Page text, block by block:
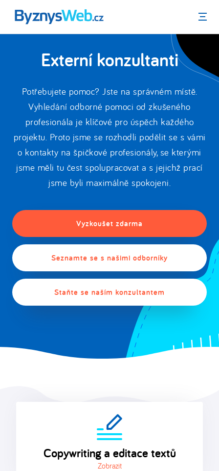
Menu
Externí konzultanti
Potřebujete pomoc? Jste na správném místě.
Vyhledání odborné pomoci od zkušeného
profesionála je klíčové pro úspěch každého
projektu. Proto jsme se rozhodli podělit se s vámi
o kontakty na špičkové profesionály, se kterými
jsme měli tu čest spolupracovat a s jejichž prací
jsme byli maximálně spokojeni.
Vyzkoušet zdarma
Seznamte se s našimi odborníky
Staňte se naším konzultantem
Copywriting a editace textů
Zobrazit